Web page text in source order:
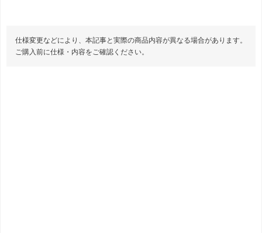
仕様変更などにより、本記事と実際の商品内容が異なる場合があります。
ご購入前に仕様・内容をご確認ください。